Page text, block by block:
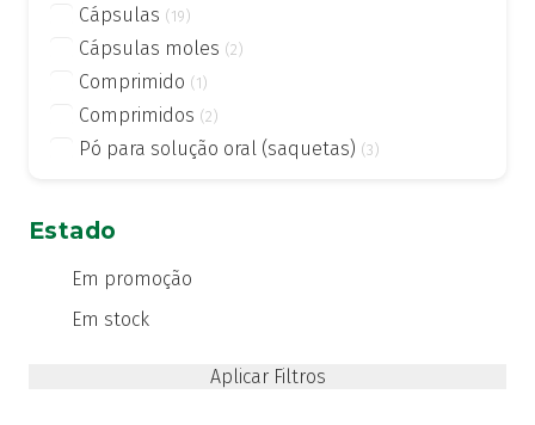
Gestagyn (1)
Inocare (1)
Menotril (1)
MixVit (1)
NATALBEN (3)
Promil
Cápsulas (19)
Cápsulas moles (2)
Comprimido (1)
Comprimidos (2)
Pó para solução oral (saquetas) (3)
Estado
Em promoção
Em stock